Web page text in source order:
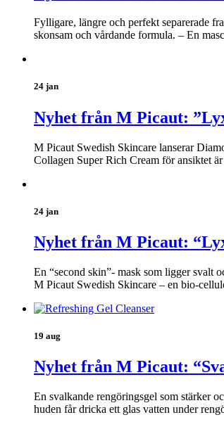
Fylligare, längre och perfekt separerade
skonsam och vårdande formula. – En
24 jan
Nyhet från M Picaut:
M Picaut Swedish Skincare lanserar
Collagen Super Rich Cream för ansiktet
24 jan
Nyhet från M Picaut:
En “second skin”- mask som ligger svalt
M Picaut Swedish Skincare – en bio-
19 aug
Nyhet från M Picaut:
En svalkande rengöringsgel som stärker
huden får dricka ett glas vatten under